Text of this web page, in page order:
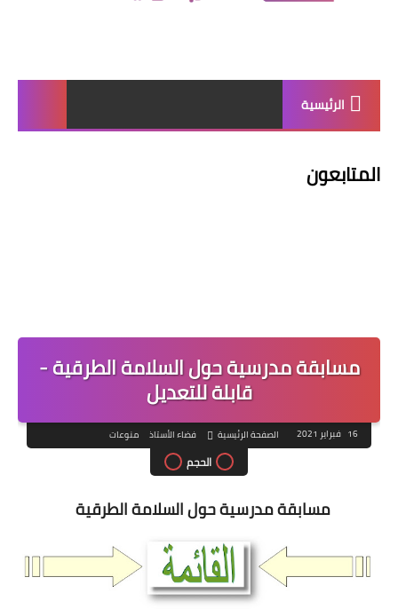
الرئيسية
المتابعون
مسابقة مدرسية حول السلامة الطرقية -
قابلة للتعديل
16 فبراير 2021 الصفحة الرئيسية فضاء الأستاذ منوعات
الحجم
مسابقة مدرسية حول السلامة الطرقية